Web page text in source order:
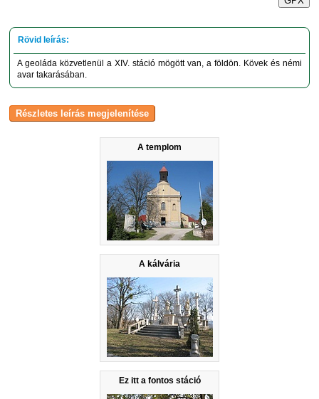
A templom
A kálvária
Ez itt a fontos stáció
A geoláda közvetlenül a XIV. stáció mögött van, a földön. Kövek és némi
avar takarásában.